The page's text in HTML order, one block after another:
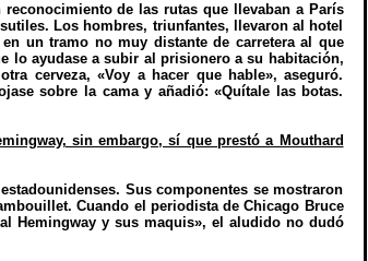
de las rutas que llevaban a París
Los hombres, triunfantes, llevaron al hotel
un tramo no muy distante de carretera al que
lo ayudase a subir al prisionero a su habitación,
cerveza, «Voy a hacer que hable», aseguró.
sobre la cama y añadió: «Quítale las botas.
sin embargo, sí que prestó a Mouthard
Sus componentes se mostraron
Cuando el periodista de Chicago Bruce
Hemingway y sus maquis», el aludido no dudó